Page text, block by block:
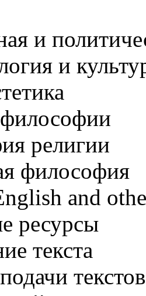
и
и
религии
философия
and
ресурсы
текста
текстов